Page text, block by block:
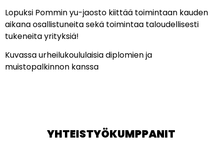
Lopuksi Pommin yu-jaosto kiittää toimintaan kauden
aikana osallistuneita sekä toimintaa taloudellisesti
tukeneita yrityksiä!
Kuvassa urheilukoululaisia diplomien ja
muistopalkinnon kanssa
YHTEISTYÖKUMPPANIT